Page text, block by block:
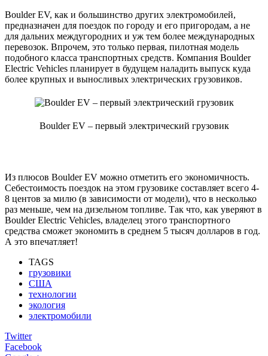
Boulder EV, как и большинство других электромобилей,
предназначен для поездок по городу и его пригородам, а не
для дальних междугородних и уж тем более международных
перевозок. Впрочем, это только первая, пилотная модель
подобного класса транспортных средств. Компания Boulder
Electric Vehicles планирует в будущем наладить выпуск куда
более крупных и выносливых электрических грузовиков.
Boulder EV – первый электрический грузовик
Из плюсов Boulder EV можно отметить его экономичность.
Себестоимость поездок на этом грузовике составляет всего 4-
8 центов за милю (в зависимости от модели), что в несколько
раз меньше, чем на дизельном топливе. Так что, как уверяют в
Boulder Electric Vehicles, владелец этого транспортного
средства сможет экономить в среднем 5 тысяч долларов в год.
А это впечатляет!
TAGS
грузовики
США
технологии
экология
электромобили
Twitter
Facebook